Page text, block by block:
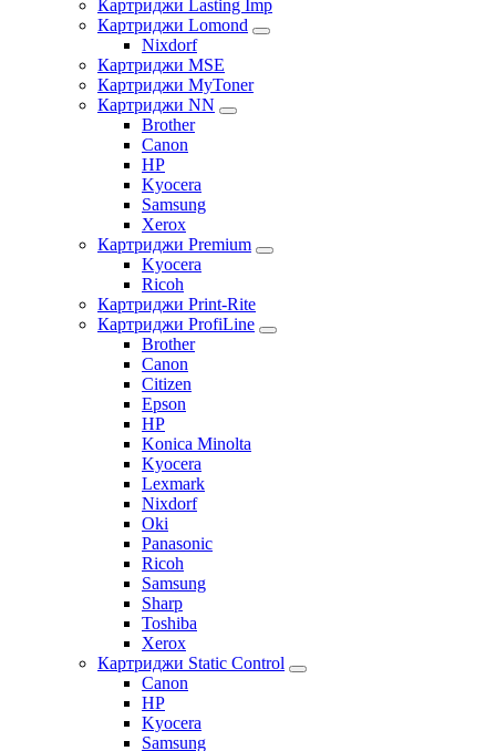
Картриджи Lasting Imp
Картриджи Lomond
Nixdorf
Картриджи MSE
Картриджи MyToner
Картриджи NN
Brother
Canon
HP
Kyocera
Samsung
Xerox
Картриджи Premium
Kyocera
Ricoh
Картриджи Print-Rite
Картриджи ProfiLine
Brother
Canon
Citizen
Epson
HP
Konica Minolta
Kyocera
Lexmark
Nixdorf
Oki
Panasonic
Ricoh
Samsung
Sharp
Toshiba
Xerox
Картриджи Static Control
Canon
HP
Kyocera
Samsung